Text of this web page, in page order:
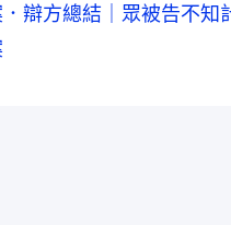
．辯方總結｜眾被告不